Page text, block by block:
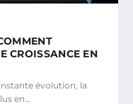
CROISSANCE EN
évolution, la
en…